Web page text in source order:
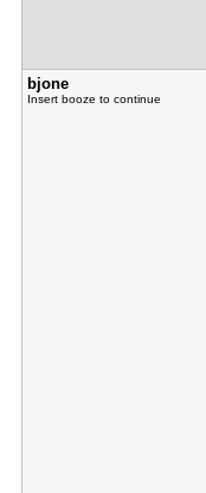
bjone
Insert booze to continue